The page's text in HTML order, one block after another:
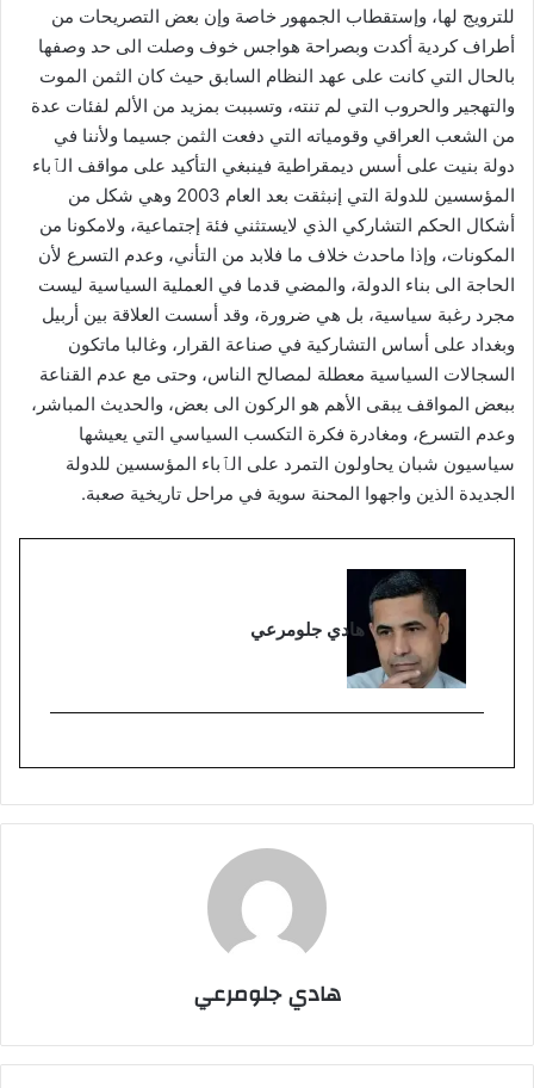
للترويج لها، وإستقطاب الجمهور خاصة وإن بعض التصريحات من
أطراف كردية أكدت وبصراحة هواجس خوف وصلت الى حد وصفها
بالحال التي كانت على عهد النظام السابق حيث كان الثمن الموت
والتهجير والحروب التي لم تنته، وتسببت بمزيد من الألم لفئات عدة
من الشعب العراقي وقومياته التي دفعت الثمن جسيما ولأننا في
دولة بنيت على أسس ديمقراطية فينبغي التأكيد على مواقف الٱباء
المؤسسين للدولة التي إنبثقت بعد العام 2003 وهي شكل من
أشكال الحكم التشاركي الذي لايستثني فئة إجتماعية، ولامكونا من
المكونات، وإذا ماحدث خلاف ما فلابد من التأني، وعدم التسرع لأن
الحاجة الى بناء الدولة، والمضي قدما في العملية السياسية ليست
مجرد رغبة سياسية، بل هي ضرورة، وقد أسست العلاقة بين أربيل
وبغداد على أساس التشاركية في صناعة القرار، وغالبا ماتكون
السجالات السياسية معطلة لمصالح الناس، وحتى مع عدم القناعة
ببعض المواقف يبقى الأهم هو الركون الى بعض، والحديث المباشر،
وعدم التسرع، ومغادرة فكرة التكسب السياسي التي يعيشها
سياسيون شبان يحاولون التمرد على الٱباء المؤسسين للدولة
الجديدة الذين واجهوا المحنة سوية في مراحل تاريخية صعبة.
هادي جلومرعي
هادي جلومرعي